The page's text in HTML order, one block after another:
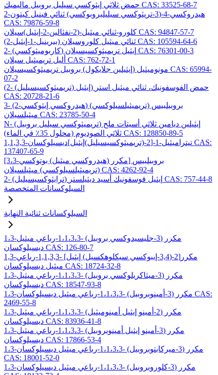
حمض ثلاثي إيثوكسي سيليل بروبيل ماليميك CAS: 33525-68-7
2-هيدروكسي-4-(3-تريثوكسي سيليلبروبوكسي) ثنائي فينيل كيتون
CAS: 79876-59-8
كلورو-ثنائي ميثيل-(2-نفثالين-2-إيثيل)سيلان CAS: 94847-57-7
(2-بيرينيل-1-إيثيل) ثنائي ميثيل كلوروسيلان CAS: 105594-64-6
2- (كاربوميثوكسي) إيثيل تريميثوكسيسيلان CAS: 76301-00-3
أليل تريميثيل سيلان CAS: 762-72-1
مونوميثيل (إيثيلين جلايكول) بروبيل تريميثوكسيسيلان CAS: 65994-
07-2
(2- (تريميثوكسيسيليل) إيثيل) حمض الفوسفونيك، ثنائي ميثيل استر
CAS: 20728-21-6
3- (2-هيدروكسي إيثوكسي) بروبيلبيس (تريميثيلسيلوكسي)
ميثيلسيلان CAS: 23785-50-4
N- (تريميثوكسي سيليل بروبيل) إيثيلين ديامين ثلاثي أسيتات ملح
ثلاثي الصوديوم (محلول 35٪ في الماء) CAS: 128850-89-5
1,1,3,3-تيتراميثيل-1-[2-(تريميثوكسيسيليل)إيثيل]ديسيلوكسان CAS:
137407-65-9
[3،3-مكرر (هيدروكسي ميثيل) بوتوكسي] بروبيلبيس
(تريميثيلسيلوكسي) ميثيلسيلان CAS: 4262-92-4
2- (ترايثوكسيسيليل) إيثيل فوسفونيك أسيد ديثيلستر CAS: 757-44-8
السيلوكسانات المتخصصة
السيلوكسانات ثنائية النهاية
1،3-مكرر (3-جليسيدوكسي بروبيل) -1،1،3،3-رباعي ميثيل
ديسيلوكسان CAS: 126-80-7
1,3-مكرر[2-(3,4-إيبوكسي سيكلوهكسيل) إيثيل] -1,1,3,3-رباعي
ميثيل ديسيلوكسان CAS: 18724-32-8
1،3-مكرر (3-ميثاكريلوكسي بروبيل) -1،1،3،3-رباعي ميثيل
ديسيلوكسان CAS: 18547-93-8
1،3-مكرر (3-أمينوبروبيل) -1،1،3،3-رباعي ميثيل ديسيلوكسان CAS:
2469-55-8
1،3-مكرر (2-أمينو إيثيل أمينوميثيل) -1،1،3،3-رباعي ميثيل
ديسيلوكسان CAS: 83936-41-8
1،3-مكرر (3-أمينو إيثيل أمينوبروبيل) -1،1،3،3-رباعي ميثيل
ديسيلوكسان CAS: 17866-53-4
1،3-مكرر (3-ميركابتوبروبيل) -1،1،3،3-رباعي ميثيل ديسيلوكسان
CAS: 18001-52-0
1،3-مكرر (3-كلوروبروبيل) -1،1،3،3-رباعي ميثيل ديسيلوكسان